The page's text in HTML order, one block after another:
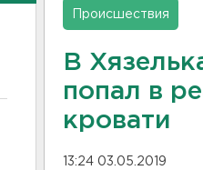
Происшествия
В
попал в
кровати
13:24 03.05.2019